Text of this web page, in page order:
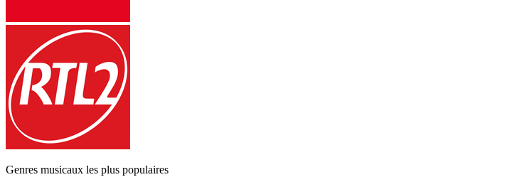
Genres musicaux les plus populaires